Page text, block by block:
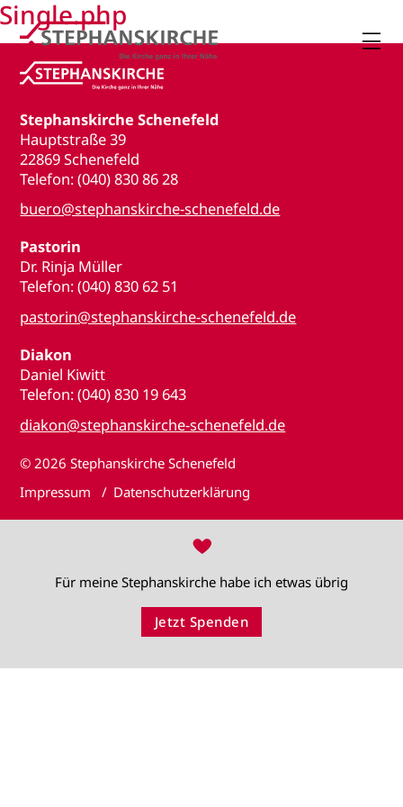

Stephanskirche Schenefeld
Hauptstraße 39
22869 Schenefeld
Telefon: (040) 830 86 28
buero@stephanskirche-schenefeld.de
Pastorin
Dr. Rinja Müller
Telefon: (040) 830 62 51
pastorin@stephanskirche-schenefeld.de
Diakon
Daniel Kiwitt
Telefon: (040) 830 19 643
diakon@stephanskirche-schenefeld.de
© 2026 Stephanskirche Schenefeld
Impressum
Datenschutzerklärung
♥
Für meine Stephanskirche habe ich etwas übrig
Jetzt Spenden